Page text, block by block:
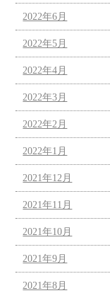
2022年6月
2022年5月
2022年4月
2022年3月
2022年2月
2022年1月
2021年12月
2021年11月
2021年10月
2021年9月
2021年8月